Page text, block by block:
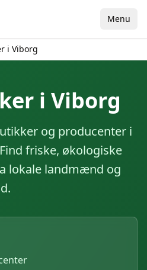
Menu
i Viborg
i Viborg
og producenter i
friske, økologiske
lokale landmænd og